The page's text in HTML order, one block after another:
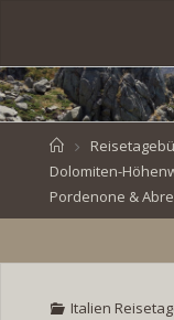
content
VEN
BR
DE
Home
Dolomiten-
Pordenone &
Italien